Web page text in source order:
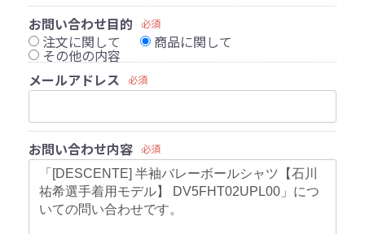
お問い合わせ目的 必須
注文に関して 商品に関して
その他の内容
メールアドレス
必須
お問い合わせ内容 必須